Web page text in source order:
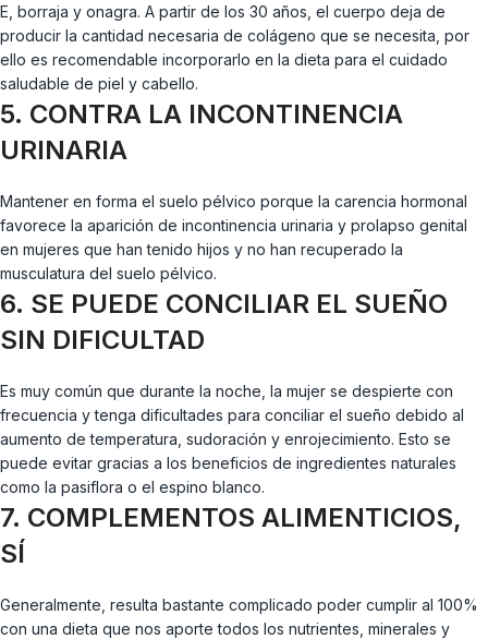
E, borraja y onagra. A partir de los 30 años, el cuerpo deja de
producir la cantidad necesaria de colágeno que se necesita, por
ello es recomendable incorporarlo en la dieta para el cuidado
saludable de piel y cabello.
5. CONTRA LA INCONTINENCIA
URINARIA
Mantener en forma el suelo pélvico porque la carencia hormonal
favorece la aparición de incontinencia urinaria y prolapso genital
en mujeres que han tenido hijos y no han recuperado la
musculatura del suelo pélvico.
6. SE PUEDE CONCILIAR EL SUEÑO
SIN DIFICULTAD
Es muy común que durante la noche, la mujer se despierte con
frecuencia y tenga dificultades para conciliar el sueño debido al
aumento de temperatura, sudoración y enrojecimiento. Esto se
puede evitar gracias a los beneficios de ingredientes naturales
como la pasiflora o el espino blanco.
7. COMPLEMENTOS ALIMENTICIOS,
SÍ
Generalmente, resulta bastante complicado poder cumplir al 100%
con una dieta que nos aporte todos los nutrientes, minerales y